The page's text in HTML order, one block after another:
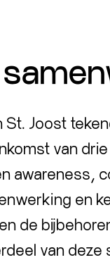
Joost
van
awareness,
en
de
van